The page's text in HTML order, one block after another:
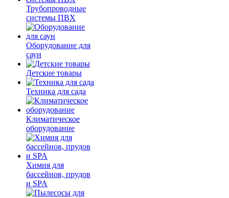
Трубопроводные
системы ПВХ
Оборудование для
саун
Детские товары
Техника для сада
Климатическое
оборудование
Химия для
бассейнов, прудов
и SPA